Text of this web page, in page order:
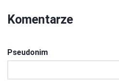
Komentarze
Pseudonim